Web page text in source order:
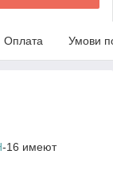
Оплата Умови
-16 имеют